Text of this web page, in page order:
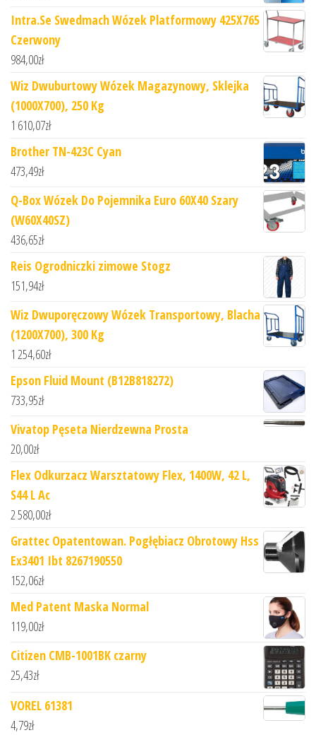
Intra.Se Swedmach Wózek Platformowy 425X765
Czerwony
984,00zł
Wiz Dwuburtowy Wózek Magazynowy, Sklejka
(1000X700), 250 Kg
1 610,07zł
Brother TN-423C Cyan
473,49zł
Q-Box Wózek Do Pojemnika Euro 60X40 Szary
(W60X40SZ)
436,65zł
Reis Ogrodniczki zimowe Stogz
151,94zł
Wiz Dwuporęczowy Wózek Transportowy, Blacha
(1200X700), 300 Kg
1 254,60zł
Epson Fluid Mount (B12B818272)
733,95zł
Vivatop Pęseta Nierdzewna Prosta
20,00zł
Flex Odkurzacz Warsztatowy Flex, 1400W, 42 L,
S44 L Ac
2 580,00zł
Grattec Opatentowan. Pogłębiacz Obrotowy Hss
Ex3401 Ibt 8267190550
152,06zł
Med Patent Maska Normal
119,00zł
Citizen CMB-1001BK czarny
25,43zł
VOREL 61381
4,79zł